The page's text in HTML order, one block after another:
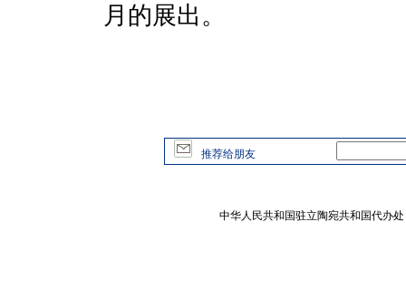
月的展出。
推荐给朋友
中华人民共和国驻立陶宛共和国代办处